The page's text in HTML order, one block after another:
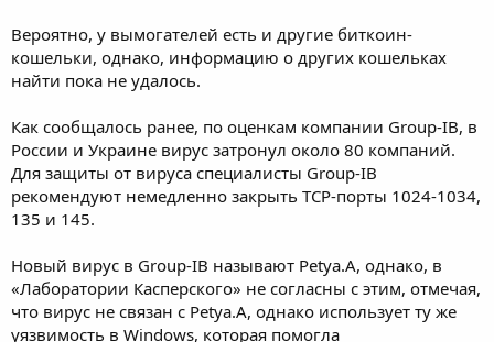
Вероятно, у вымогателей есть и другие биткоин-
кошельки, однако, информацию о других кошельках
найти пока не удалось.
Как сообщалось ранее, по оценкам компании Group-IB, в
России и Украине вирус затронул около 80 компаний.
Для защиты от вируса специалисты Group-IB
рекомендуют немедленно закрыть TCP-порты 1024-1034,
135 и 145.
Новый вирус в Group-IB называют Petya.A, однако, в
«Лаборатории Касперского» не согласны с этим, отмечая,
что вирус не связан с Petya.A, однако использует ту же
уязвимость в Windows, которая помогла